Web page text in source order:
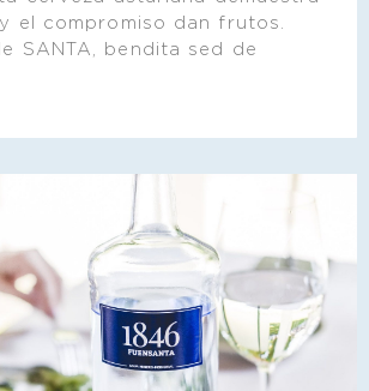
el compromiso dan frutos.
SANTA, bendita sed de